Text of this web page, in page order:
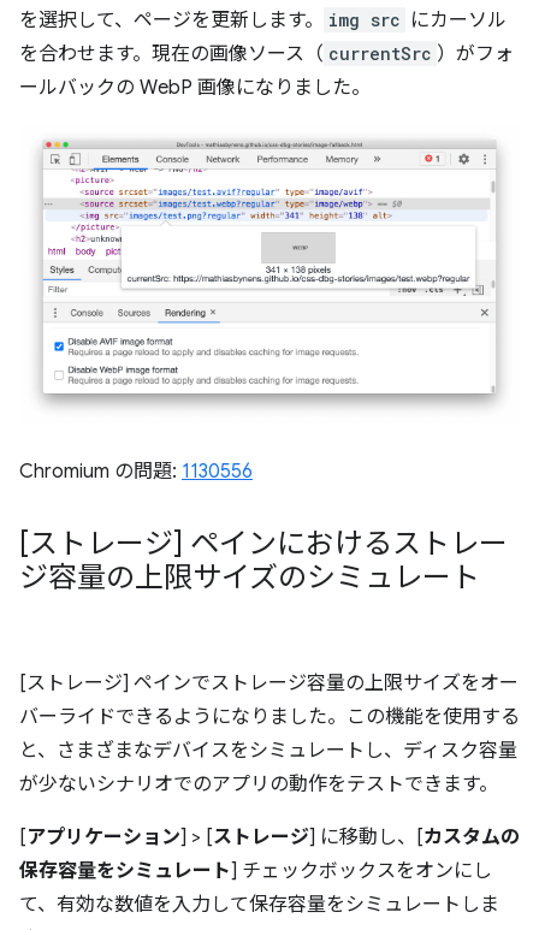
を選択して、ページを更新します。
img src にカーソル
を合わせます。現在の画像ソース（ currentSrc ）がフォ
ールバックの WebP 画像になりました。
Chromium の問題: 1130556
[ストレージ] ペインにおけるストレー
ジ容量の上限サイズのシミュレート
[ストレージ] ペインでストレージ容量の上限サイズをオー
バーライドできるようになりました。この機能を使用する
と、さまざまなデバイスをシミュレートし、ディスク容量
が少ないシナリオでのアプリの動作をテストできます。
[アプリケーション] > [ストレージ] に移動し、[カスタムの
保存容量をシミュレート] チェックボックスをオンにし
て、有効な数値を入力して保存容量をシミュレートしま